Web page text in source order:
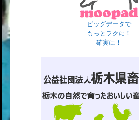
ビッグデータで
もっとラクに！
確実に！